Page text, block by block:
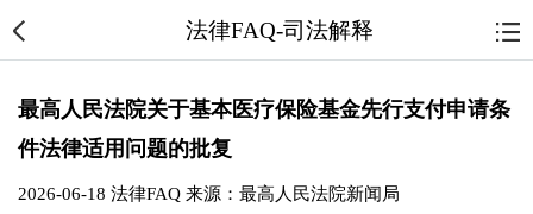
法律FAQ-司法解释
最高人民法院关于基本医疗保险基金先行支付申请条
件法律适用问题的批复
2026-06-18 法律FAQ来源：最高人民法院新闻局